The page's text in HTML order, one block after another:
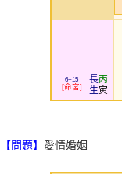
6~15
命宮
長
生
丙
寅
【問題】 愛情婚姻